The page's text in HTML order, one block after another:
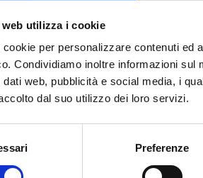
utilizza i cookie
per personalizzare contenuti ed
Condividiamo inoltre informazioni
dati web, pubblicità e social media, i
dal suo utilizzo dei loro servizi.
Preferenze